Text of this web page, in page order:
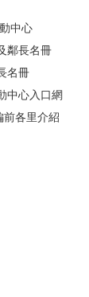
中心
鄰長名冊
名冊
中心入口網
前各里介紹